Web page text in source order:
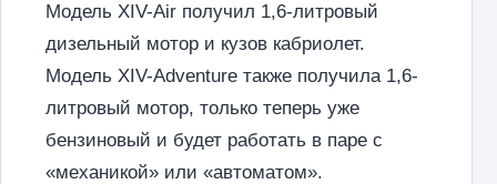
Модель XIV-Air получил 1,6-литровый
дизельный мотор и кузов кабриолет.
Модель XIV-Adventure также получила 1,6-
литровый мотор, только теперь уже
бензиновый и будет работать в паре с
«механикой» или «автоматом».